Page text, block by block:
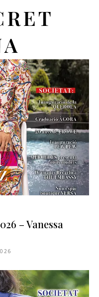
– Vanessa